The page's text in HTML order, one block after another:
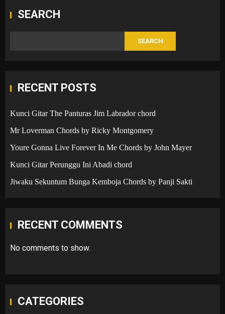
SEARCH
SEARCH
RECENT POSTS
Kunci Gitar The Panturas Jim Labrador chord
Mr Loverman Chords by Ricky Montgomery
Youre Gonna Live Forever In Me Chords by John Mayer
Kunci Gitar Perunggu Ini Abadi chord
Jiwaku Sekuntum Bunga Kemboja Chords by Panji Sakti
RECENT COMMENTS
No comments to show.
CATEGORIES